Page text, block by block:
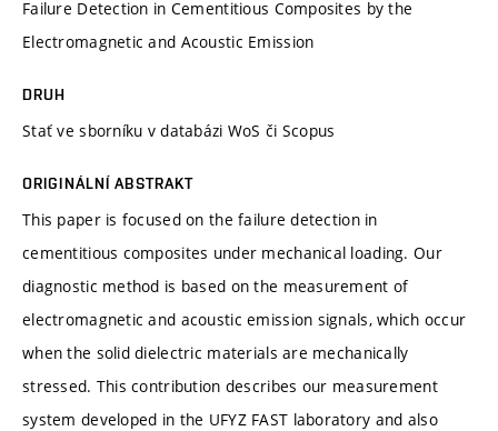
Failure Detection in Cementitious Composites by the
Electromagnetic and Acoustic Emission
DRUH
Stať ve sborníku v databázi WoS či Scopus
ORIGINÁLNÍ ABSTRAKT
This paper is focused on the failure detection in
cementitious composites under mechanical loading. Our
diagnostic method is based on the measurement of
electromagnetic and acoustic emission signals, which occur
when the solid dielectric materials are mechanically
stressed. This contribution describes our measurement
system developed in the UFYZ FAST laboratory and also